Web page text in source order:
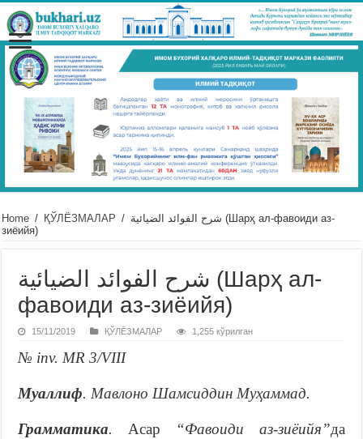
Home / ҚЎЛЁЗМАЛАР / شرح الفوائد الضيائية (Шарҳ ал-фавоиди аз-
зиёийя)
شرح الفوائد الضيائية (Шарҳ ал-
фавоиди аз-зиёийя)
15/11/2019 ҚЎЛЁЗМАЛАР 1,255 кўрилган
№ inv. MR 3/VIII
Муаллиф. Мавлоно Шамсиддин Муҳаммад.
Грамматика.Асар “Фавоиди аз-зиёийя”да